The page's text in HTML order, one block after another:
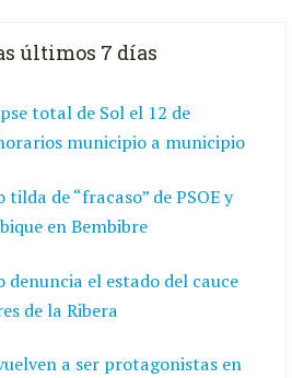
últimos 7 días
total de Sol el 12 de
municipio a municipio
de “fracaso” de PSOE y
en Bembibre
denuncia el estado del cauce
de la Ribera
a ser protagonistas en